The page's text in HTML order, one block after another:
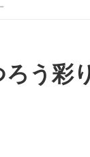
う彩